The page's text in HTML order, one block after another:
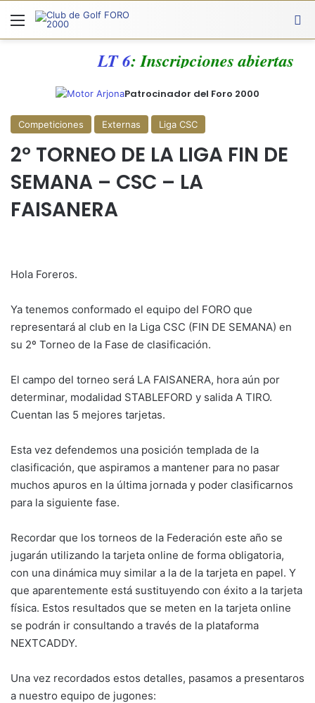
Menú
LT 6: Inscripciones abiertas
Patrocinador del Foro 2000
Competiciones Externas Liga CSC
2º TORNEO DE LA LIGA FIN DE
SEMANA – CSC – LA
FAISANERA
Hola Foreros.
Ya tenemos conformado el equipo del FORO que
representará al club en la Liga CSC (FIN DE SEMANA) en
su 2º Torneo de la Fase de clasificación.
El campo del torneo será LA FAISANERA, hora aún por
determinar, modalidad STABLEFORD y salida A TIRO.
Cuentan las 5 mejores tarjetas.
Esta vez defendemos una posición templada de la
clasificación, que aspiramos a mantener para no pasar
muchos apuros en la última jornada y poder clasificarnos
para la siguiente fase.
Recordar que los torneos de la Federación este año se
jugarán utilizando la tarjeta online de forma obligatoria,
con una dinámica muy similar a la de la tarjeta en papel. Y
que aparentemente está sustituyendo con éxito a la tarjeta
física. Estos resultados que se meten en la tarjeta online
se podrán ir consultando a través de la plataforma
NEXTCADDY.
Una vez recordados estos detalles, pasamos a presentaros
a nuestro equipo de jugones: